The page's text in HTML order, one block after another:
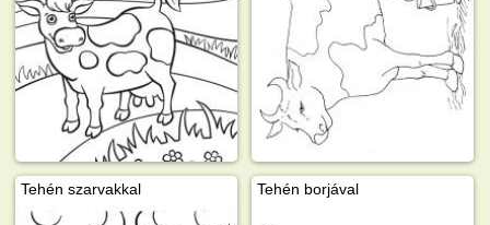
Tehén szarvakkal Tehén borjával